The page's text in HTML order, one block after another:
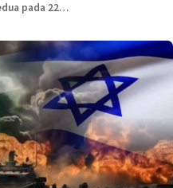
pada 22…